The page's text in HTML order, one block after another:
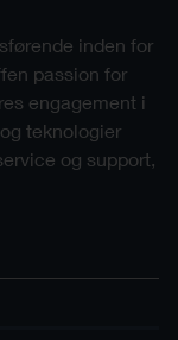
inden for
passion for
engagement i
teknologier
og support,